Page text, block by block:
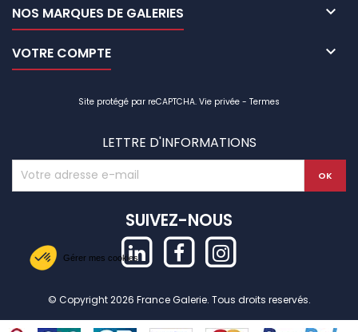
Gérer mes cookies
NOS MARQUES DE GALERIES 
VOTRE COMPTE 
Site protégé par reCAPTCHA. Vie privée - Termes
LETTRE D'INFORMATIONS
SUIVEZ-NOUS
© Copyright 2026 France Galerie. Tous droits reservés.